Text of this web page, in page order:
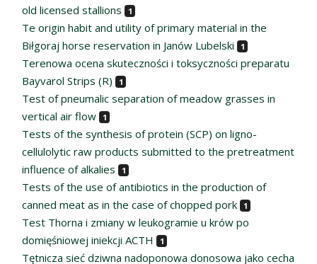
old licensed stallions
1
Te origin habit and utility of primary material in the
Biłgoraj horse reservation in Janów Lubelski
1
Terenowa ocena skuteczności i toksyczności preparatu
Bayvarol Strips (R)
1
Test of pneumalic separation of meadow grasses in
vertical air flow
1
Tests of the synthesis of protein (SCP) on ligno-
cellulolytic raw products submitted to the pretreatment
influence of alkalies
1
Tests of the use of antibiotics in the production of
canned meat as in the case of chopped pork
1
Test Thorna i zmiany w leukogramie u krów po
domięśniowej iniekcji ACTH
1
Tętnicza sieć dziwna nadoponowa donosowa jako cecha